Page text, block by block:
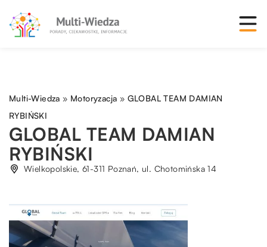
Multi-Wiedza » Motoryzacja » GLOBAL TEAM DAMIAN
RYBIŃSKI
GLOBAL TEAM DAMIAN
RYBIŃSKI
Wielkopolskie, 61-311 Poznań, ul. Chotomińska 14